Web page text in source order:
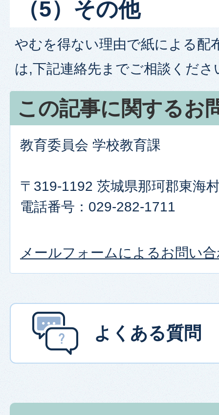
（5）その他
やむを得ない理由で紙による配
は,下記連絡先までご相談くださ
この記事に関するお
教育委員会 学校教育課
〒319-1192 茨城県那珂郡東海
電話番号：029-282-1711
メールフォームによるお問い
よくある質問